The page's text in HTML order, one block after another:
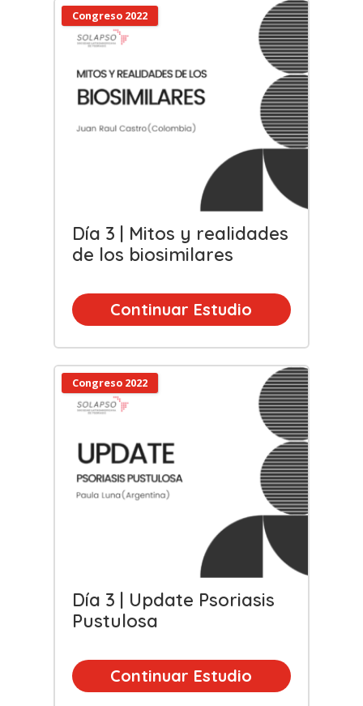
Congreso 2022
Día 3 | Mitos y realidades
de los biosimilares
Continuar Estudio
Congreso 2022
Día 3 | Update Psoriasis
Pustulosa
Continuar Estudio